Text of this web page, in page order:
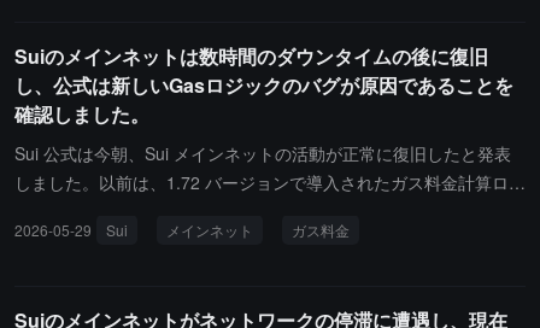
す。
ワークは、1.72バージョンで導入されたGas課金ロジックのクラッ
シュバグにより、ダウンしていました。
Suiのメインネットは数時間のダウンタイムの後に復旧
し、公式は新しいGasロジックのバグが原因であることを
確認しました。
Sui 公式は今朝、Sui メインネットの活動が正常に復旧したと発表
しました。以前は、1.72 バージョンで導入されたガス料金計算ロジ
公式は、完全な事故の振り返り報告書を今後数日以内に発表すると
2026-05-29 Sui メインネット ガス料金
Suiのメインネットがネットワークの停滞に遭遇し、現在